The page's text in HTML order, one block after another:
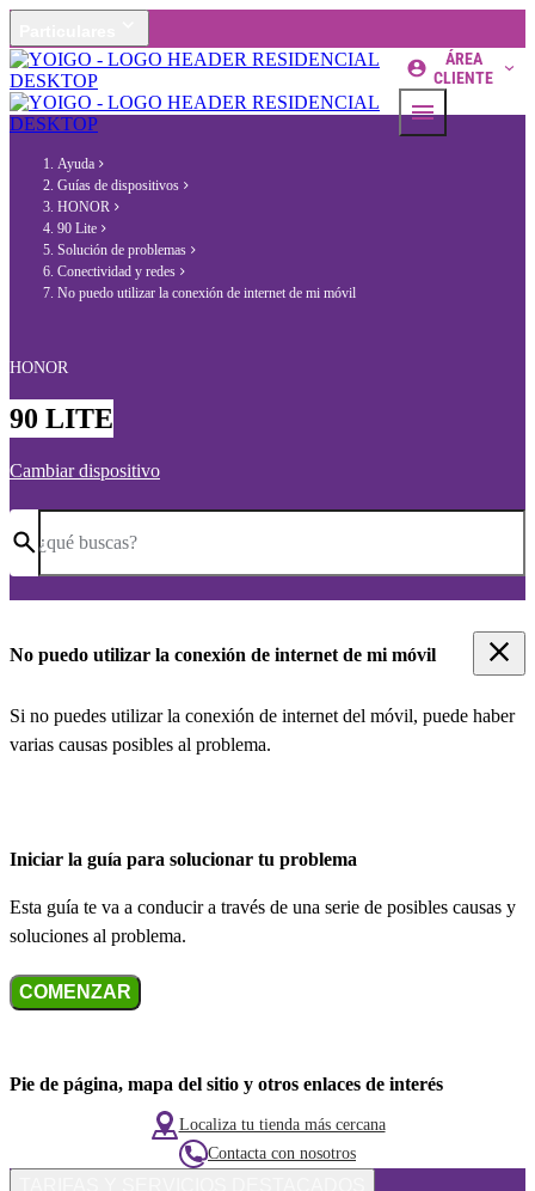
ÁREA
CLIENTE
Ayuda
Guías de dispositivos
HONOR
90 Lite
Solución de problemas
Conectividad y redes
No puedo utilizar la conexión de internet de mi móvil
HONOR
90 LITE
Cambiar dispositivo
¿qué buscas?
No puedo utilizar la conexión de internet de mi móvil
Si no puedes utilizar la conexión de internet del móvil, puede haber
varias causas posibles al problema.
Iniciar la guía para solucionar tu problema
Esta guía te va a conducir a través de una serie de posibles causas y
soluciones al problema.
COMENZAR
Pie de página, mapa del sitio y otros enlaces de interés
Localiza tu tienda más cercana
Contacta con nosotros